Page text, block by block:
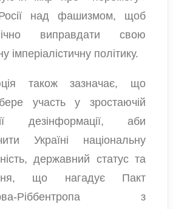
над фашизмом, щоб
виправдати свою
імперіалістичну політику.
також зазначає, що
участь у зростаючій
дезінформації, аби
Україні національну
державний статус та
що нагадує Пакт
Ріббентропа з